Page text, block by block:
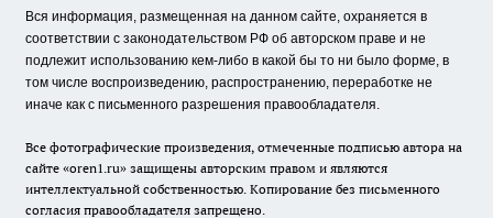
Вся информация, размещенная на данном сайте, охраняется в
соответствии с законодательством РФ об авторском праве и не
подлежит использованию кем-либо в какой бы то ни было форме, в
том числе воспроизведению, распространению, переработке не
иначе как с письменного разрешения правообладателя.
Все фотографические произведения, отмеченные подписью автора на
сайте «oren1.ru» защищены авторским правом и являются
интеллектуальной собственностью. Копирование без письменного
согласия правообладателя запрещено.